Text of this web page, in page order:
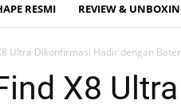
RESMI REVIEW &
Ultra Dikonfirmasi Hadir dengan
X8